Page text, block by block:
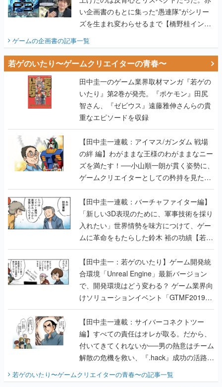
い企画書のもとに集った“愚連隊”がシリー
ズを生まれ変わらせるまで【橋野桂インタ
ゲームの企画書の記事一覧
若ゲのいたり〜ゲームクリエイターの青春〜
田中圭一のゲーム業界取材マンガ『若ゲの
いたり』第2巻が発売。『ポケモン』田尻
智さん、『ゼビウス』遠藤雅伸さんらの貴
重なエピソードを収録
【田中圭一連載：アイマス/ガンダム 戦場
の絆 編】わがままな王様のわがままなニー
ズを満たす！──小山順一朗が貫く姿勢に、
ゲームクリエイターとしての矜持を見た
【若ゲのいたり最終回】
【田中圭一連載：バーチャファイター編】
「新しい3D表現のために、軍事技術を採り
入れたい」世界情勢を味方につけて、ゲー
ムに革命をもたらした鈴木 裕の功績【若ゲ
のいたり】
【田中圭一：若ゲのいたり】ゲーム開発統
合環境「Unreal Engine」最新バージョン
で、開発環境はどう変わる？ ゲーム業界向
けソリューションイベント「GTMF2019」
に行って、より理解を深めよう【PR】
【田中圭一連載：サイバーコネクトツー
編】すべての責任はオレが取る。だから、
付いてきてくれないか──男の熱意はチーム
解散の危機を救い、『.hack』成功の活路を
『少年ジャンプ』色だった【若ゲのいた
若ゲのいたり〜ゲームクリエイターの青春〜の記事一覧